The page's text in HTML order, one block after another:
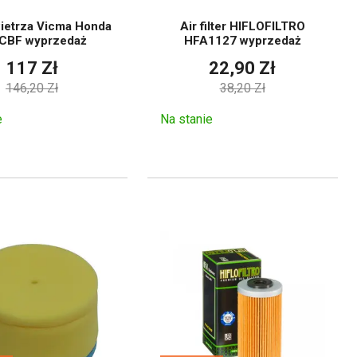
W przypadku filtra oleju
Filtr powietrza musi
go podaje.
Vicma Honda
wyprzedaż
117 Zł
146,20 Zł
Air filter HIFLOFILTRO
HFA1127 wyprzedaż
22,90 Zł
38,20 Zł
Na stanie